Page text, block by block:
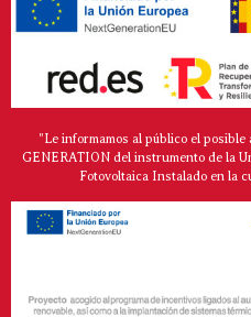
"Le informamos al público el
GENERATION del instrumento de la
Fotovoltaica Instalado en la